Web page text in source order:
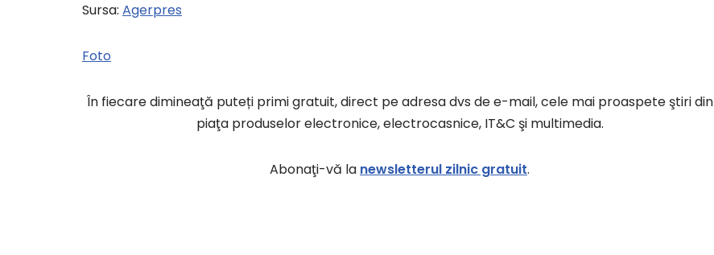
Sursa: Agerpres
Foto
În fiecare dimineaţă puteți primi gratuit, direct pe adresa dvs de e-mail, cele mai proaspete ştiri din
piaţa produselor electronice, electrocasnice, IT&C şi multimedia.
Abonaţi-vă la newsletterul zilnic gratuit.